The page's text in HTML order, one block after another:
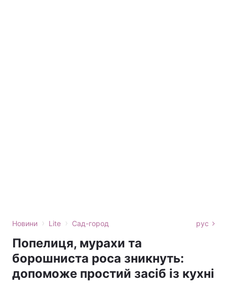
Новини › Lite › Сад-город рус
Попелиця, мурахи та
борошниста роса зникнуть:
допоможе простий засіб із кухні